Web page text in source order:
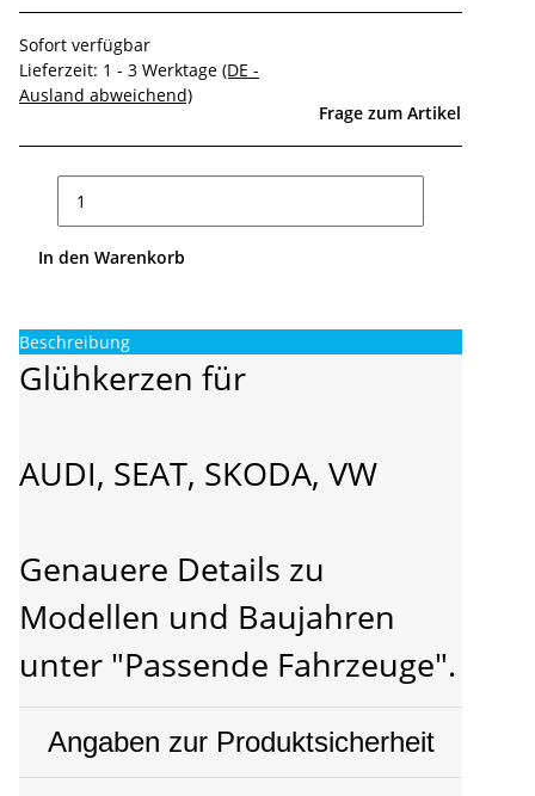
Sofort verfügbar
Lieferzeit: 1 - 3 Werktage (DE -
Ausland abweichend)
Frage zum Artikel
In den Warenkorb
Beschreibung
Glühkerzen für
AUDI, SEAT, SKODA, VW
Genauere Details zu
Modellen und Baujahren
unter "Passende Fahrzeuge".
Angaben zur Produktsicherheit